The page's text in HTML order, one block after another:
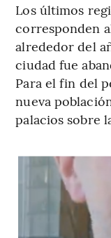
Los últimos
corresponden
alrededor del
ciudad fue
Para el fin del
nueva
palacios sobre